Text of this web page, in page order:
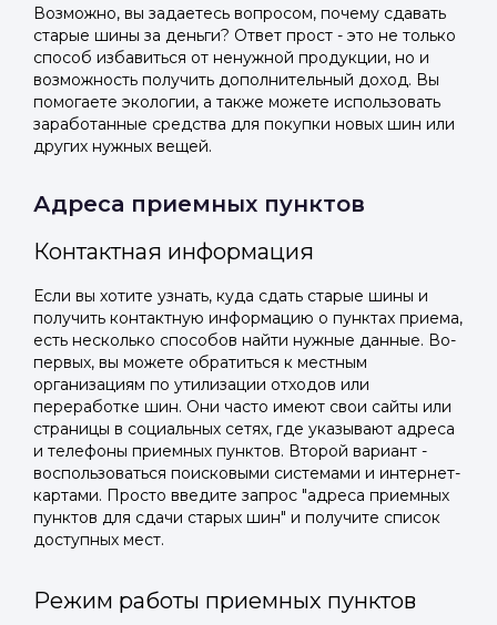
Возможно, вы задаетесь вопросом, почему сдавать
старые шины за деньги? Ответ прост - это не только
способ избавиться от ненужной продукции, но и
возможность получить дополнительный доход. Вы
помогаете экологии, а также можете использовать
заработанные средства для покупки новых шин или
других нужных вещей.
Адреса приемных пунктов
Контактная информация
Если вы хотите узнать, куда сдать старые шины и
получить контактную информацию о пунктах приема,
есть несколько способов найти нужные данные. Во-
первых, вы можете обратиться к местным
организациям по утилизации отходов или
переработке шин. Они часто имеют свои сайты или
страницы в социальных сетях, где указывают адреса
и телефоны приемных пунктов. Второй вариант -
воспользоваться поисковыми системами и интернет-
картами. Просто введите запрос "адреса приемных
пунктов для сдачи старых шин" и получите список
доступных мест.
Режим работы приемных пунктов